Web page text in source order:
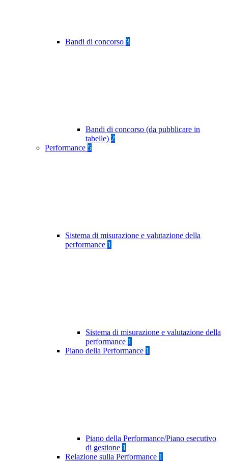
Bandi di concorso 3
Bandi di concorso (da pubblicare in
tabelle) 2
Performance 5
Sistema di misurazione e valutazione della
performance 1
Sistema di misurazione e valutazione della
performance 1
Piano della Performance 1
Piano della Performance/Piano esecutivo
di gestione 1
Relazione sulla Performance 1